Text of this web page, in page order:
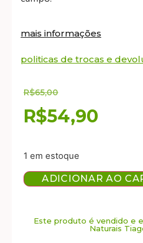
mais informações
politicas de trocas e
R$65,00
R$54,90
1 em estoque
ADICIONAR AO
Este produto é vendido e
Naturais